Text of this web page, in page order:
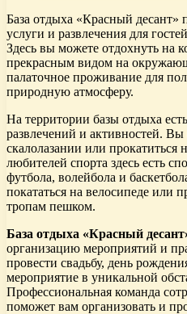
База отдыха «Красный десант»
услуги и развлечения для
Здесь вы можете отдохнуть на
прекрасным видом на
палаточное проживание для
природную атмосферу.
На территории базы отдыха
развлечений и активностей.
скалолазании или прокатиться
любителей спорта здесь есть
футбола, волейбола и
покататься на велосипеде или
тропам пешком.
База отдыха «Красный
организацию мероприятий и
провести свадьбу, день
мероприятие в уникальной
Профессиональная команда
поможет вам организовать и